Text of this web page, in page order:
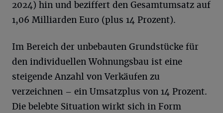
2024) hin und beziffert den Gesamtumsatz auf
1,06 Milliarden Euro (plus 14 Prozent).
Im Bereich der unbebauten Grundstücke für
den individuellen Wohnungsbau ist eine
steigende Anzahl von Verkäufen zu
verzeichnen – ein Umsatzplus von 14 Prozent.
Die belebte Situation wirkt sich in Form